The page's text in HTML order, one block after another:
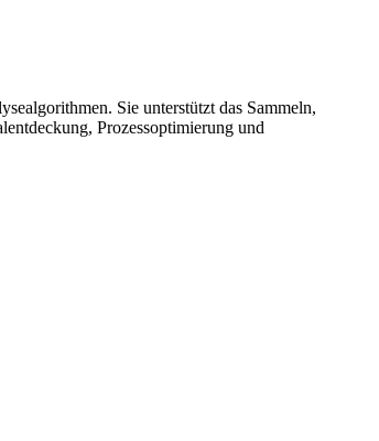
Sie unterstützt das Sammeln,
Prozessoptimierung und